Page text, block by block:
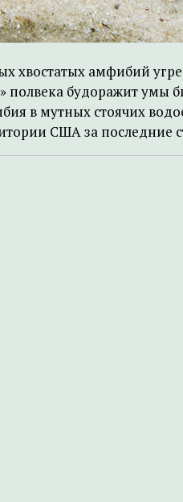
хвостатых амфибий
будоражит умы
в мутных стоячих
США за последние